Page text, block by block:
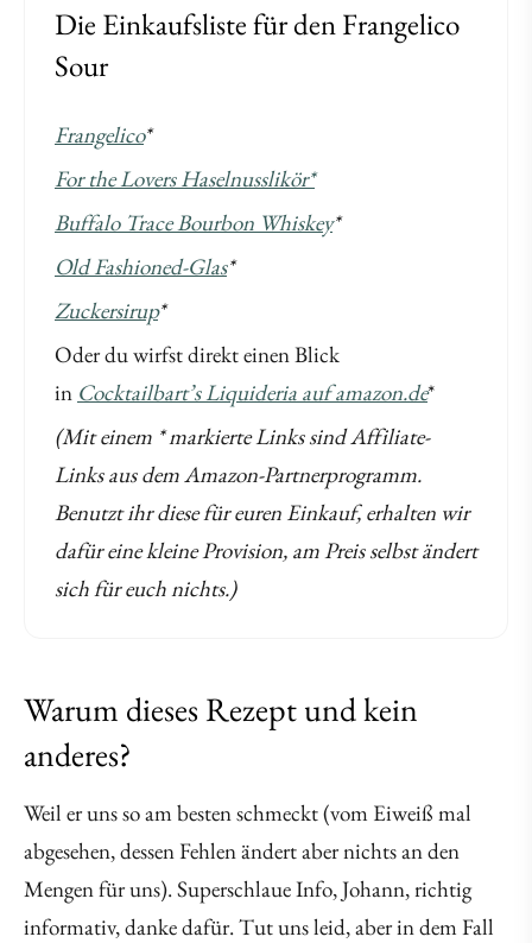
Die Einkaufsliste für den Frangelico
Sour
Frangelico*
For the Lovers Haselnusslikör*
Buffalo Trace Bourbon Whiskey*
Old Fashioned-Glas*
Zuckersirup*
Oder du wirfst direkt einen Blick
in Cocktailbart’s Liquideria auf amazon.de*
(Mit einem * markierte Links sind Affiliate-
Links aus dem Amazon-Partnerprogramm.
Benutzt ihr diese für euren Einkauf, erhalten wir
dafür eine kleine Provision, am Preis selbst ändert
sich für euch nichts.)
Warum dieses Rezept und kein
anderes?
Weil er uns so am besten schmeckt (vom Eiweiß mal
abgesehen, dessen Fehlen ändert aber nichts an den
Mengen für uns). Superschlaue Info, Johann, richtig
informativ, danke dafür. Tut uns leid, aber in dem Fall